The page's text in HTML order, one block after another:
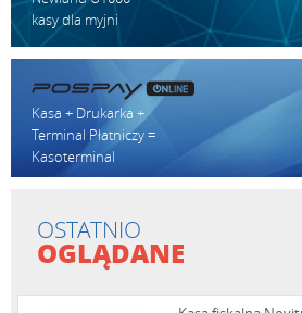
kasy dla myjni
Kasa + Drukarka +
Terminal Płatniczy =
Kasoterminal
OSTATNIO
OGLĄDANE